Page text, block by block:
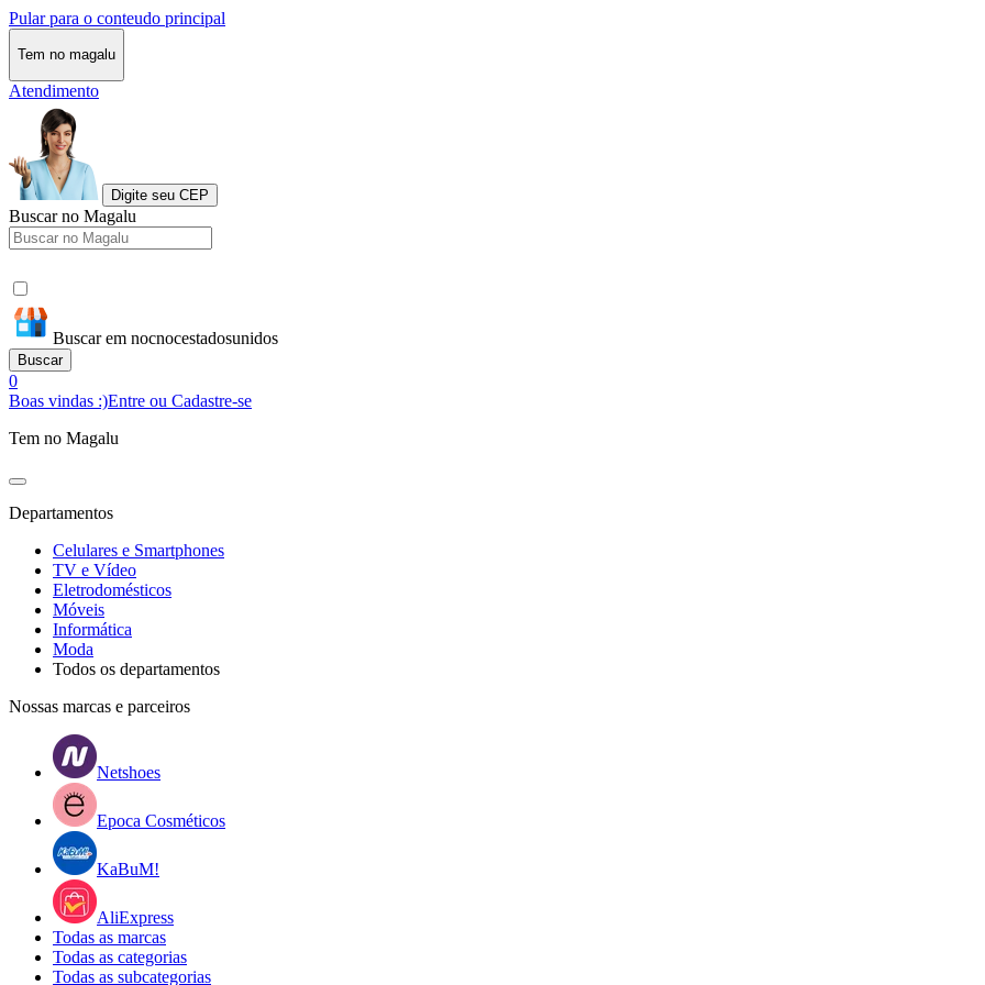
Pular para o conteudo principal
Tem no magalu
Atendimento
Digite seu CEP
Buscar no Magalu
Buscar em nocnocestadosunidos
Buscar
0
Boas vindas :)Entre ou Cadastre-se
Tem no Magalu
Departamentos
Celulares e Smartphones
TV e Vídeo
Eletrodomésticos
Móveis
Informática
Moda
Todos os departamentos
Nossas marcas e parceiros
Netshoes
Epoca Cosméticos
KaBuM!
AliExpress
Todas as marcas
Todas as categorias
Todas as subcategorias